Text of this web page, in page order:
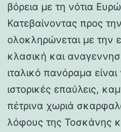
βόρεια με τη νότια
Κατεβαίνοντας προς
ολοκληρώνεται με την
κλασική και
ιταλικό πανόραμα
ιστορικές επαύλεις,
πέτρινα χωριά
λόφους της Τοσκάνης